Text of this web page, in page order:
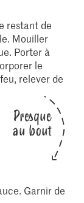
restant de
Mouiller
Porter à
le
relever de
Presque
au bout
Garnir de